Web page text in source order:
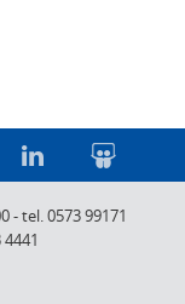
-tel. 0573 99171